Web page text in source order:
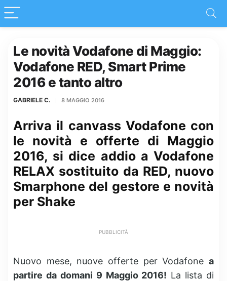
Le novità Vodafone di Maggio:
Vodafone RED, Smart Prime
2016 e tanto altro
GABRIELE C. 8 MAGGIO 2016
Arriva il canvass Vodafone con
le novità e offerte di Maggio
2016, si dice addio a Vodafone
RELAX sostituito da RED, nuovo
Smarphone del gestore e novità
per Shake
PUBBLICITÀ
Nuovo mese, nuove offerte per Vodafone a
partire da domani 9 Maggio 2016! La lista di